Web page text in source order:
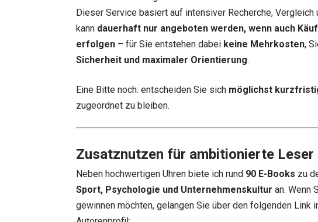
Dieser Service basiert auf intensiver Recherche,
kann dauerhaft nur angeboten werden, wenn auch
erfolgen – für Sie entstehen dabei keine Mehrkosten,
Sicherheit und maximaler Orientierung.
Eine Bitte noch: entscheiden Sie sich möglichst
zugeordnet zu bleiben.
Zusatznutzen für ambitionierte Leser
Neben hochwertigen Uhren biete ich rund 90 E-Books zu
Sport, Psychologie und Unternehmenskultur an. Wenn
gewinnen möchten, gelangen Sie über den folgenden Link